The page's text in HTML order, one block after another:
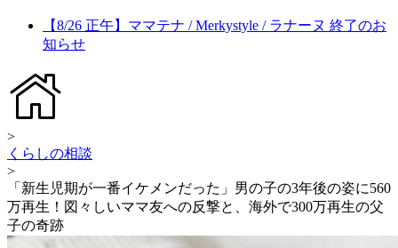
【8/26 正午】ママテナ / Merkystyle / ラナーヌ 終了のお
知らせ
>
くらしの相談
>
「新生児期が一番イケメンだった」男の子の3年後の姿に560
万再生！図々しいママ友への反撃と、海外で300万再生の父
子の奇跡